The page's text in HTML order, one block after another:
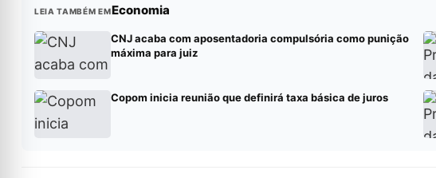
LEIA TAMBÉM EMEconomia
CNJ acaba com aposentadoria compulsória como punição
máxima para juiz
Copom inicia reunião que definirá taxa básica de juros